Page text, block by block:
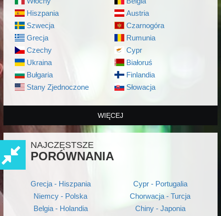
Hiszpania
Szwecja
Grecja
Czechy
Ukraina
Bułgaria
Stany Zjednoczone
Austria
Czarnogóra
Rumunia
Cypr
Białoruś
Finlandia
Słowacja
WIĘCEJ
NAJCZĘSTSZE
PORÓWNANIA
Grecja - Hiszpania
Niemcy - Polska
Belgia - Holandia
Cypr - Portugalia
Chorwacja - Turcja
Chiny - Japonia